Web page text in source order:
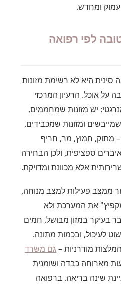
עמוק ומחדש.
לפי רפואה
סינית היא לא רשימת מזונות
אוכל. הרעיון המרכזי
יש מזונות שמחממים,
ומזונות שמכבידים.
מתוק, חמוץ, מר, חריף
ספציפית, ולכן הבחירה
אלא מכוונת ומדויקת.
ממצב פעילות למצב מנוחה,
את המערכת ולא
בעיקר במזון מבושל, חמים
לעיכול, ובכמות מתונה.
מודרניות –גם משרד
מארוחה כבדה ושומנית
שינה בריאה. ברפואה